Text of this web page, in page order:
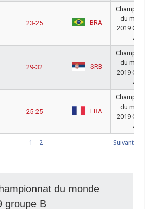
23-25 BRA
du
2019
A
29-32 SRB
du
2019
A
25-25 FRA
du
2019
A
1 2
Suivant
du monde
groupe B